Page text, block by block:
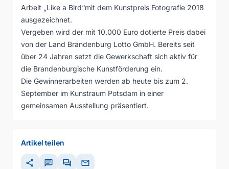
Arbeit „Like a Bird“mit dem Kunstpreis Fotografie 2018
ausgezeichnet.
Vergeben wird der mit 10.000 Euro dotierte Preis dabei
von der Land Brandenburg Lotto GmbH. Bereits seit
über 24 Jahren setzt die Gewerkschaft sich aktiv für
die Brandenburgische Kunstförderung ein.
Die Gewinnerarbeiten werden ab heute bis zum 2.
September im Kunstraum Potsdam in einer
gemeinsamen Ausstellung präsentiert.
Artikel teilen
share chat forum mail